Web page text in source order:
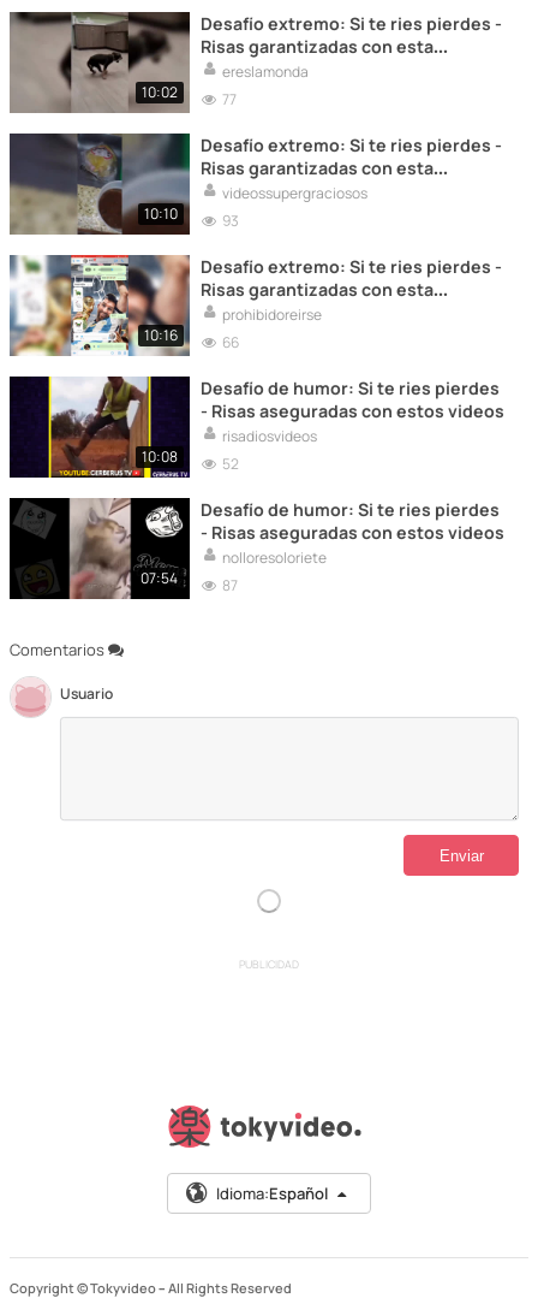
Comentarios
Usuario
10:02
Desafío extremo: Si te ries pierdes -
Risas garantizadas con esta
colección
ereslamonda
77
10:10
Desafío extremo: Si te ries pierdes -
Risas garantizadas con esta
colección
videossupergraciosos
93
10:16
Desafío extremo: Si te ries pierdes -
Risas garantizadas con esta
colección
prohibidoreirse
66
10:08
Desafío de humor: Si te ries pierdes
- Risas aseguradas con estos videos
risadiosvideos
52
07:54
Desafío de humor: Si te ries pierdes
- Risas aseguradas con estos videos
nolloresoloriete
87
PUBLICIDAD
Idioma:Español
Copyright © Tokyvideo – All Rights Reserved